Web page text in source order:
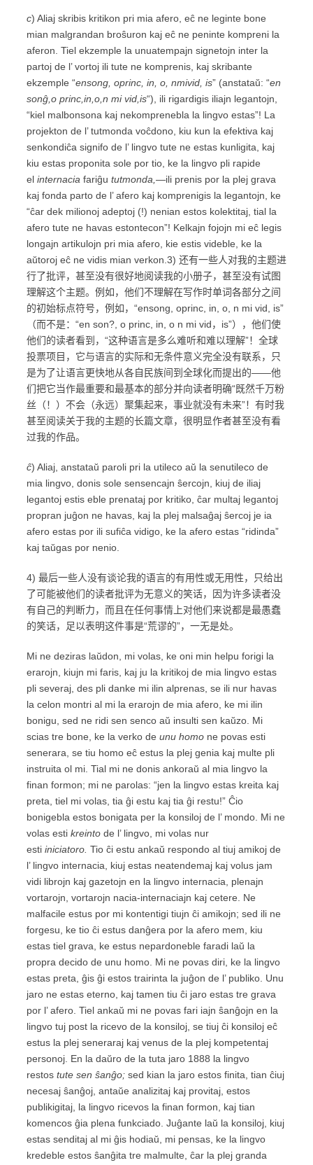
c) Aliaj skribis kritikon pri mia afero, eĉ ne leginte bone
mian malgrandan broŝuron kaj eĉ ne peninte kompreni la
aferon. Tiel ekzemple la unuatempajn signetojn inter la
partoj de l’ vortoj ili tute ne komprenis, kaj skribante
ekzemple “ensong, oprinc, in, o, nmivid, is” (anstataŭ: “en
sonĝ,o princ,in,o,n mi vid,is“), ili rigardigis iliajn legantojn,
“kiel malbonsona kaj nekomprenebla la lingvo estas”! La
projekton de l’ tutmonda voĉdono, kiu kun la efektiva kaj
senkondiĉa signifo de l’ lingvo tute ne estas kunligita, kaj
kiu estas proponita sole por tio, ke la lingvo pli rapide
el internacia fariĝu tutmonda, —ili prenis por la plej grava
kaj fonda parto de l’ afero kaj komprenigis la legantojn, ke
“ĉar dek milionoj adeptoj (!) nenian estos kolektitaj, tial la
afero tute ne havas estontecon”! Kelkajn fojojn mi eĉ legis
longajn artikulojn pri mia afero, kie estis videble, ke la
aŭtoroj eĉ ne vidis mian verkon.3) 还有一些人对我的主题进
行了批评，甚至没有很好地阅读我的小册子，甚至没有试图
理解这个主题。例如，他们不理解在写作时单词各部分之间
的初始标点符号，例如，“ensong, oprinc, in, o, n mi vid, is”
（而不是：“en son?, o princ, in, o n mi vid，is”），他们使
他们的读者看到，“这种语言是多么难听和难以理解”！全球
投票项目，它与语言的实际和无条件意义完全没有联系，只
是为了让语言更快地从各自民族间到全球化而提出的——他
们把它当作最重要和最基本的部分并向读者明确“既然千万粉
丝（！）不会（永远）聚集起来，事业就没有未来”！有时我
甚至阅读关于我的主题的长篇文章，很明显作者甚至没有看
过我的作品。
ĉ) Aliaj, anstataŭ paroli pri la utileco aŭ la senutileco de
mia lingvo, donis sole sensencajn ŝercojn, kiuj de iliaj
legantoj estis eble prenataj por kritiko, ĉar multaj legantoj
propran juĝon ne havas, kaj la plej malsaĝaj ŝercoj je ia
afero estas por ili sufiĉa vidigo, ke la afero estas “ridinda”
kaj taŭgas por nenio.
4) 最后一些人没有谈论我的语言的有用性或无用性，只给出
了可能被他们的读者批评为无意义的笑话，因为许多读者没
有自己的判断力，而且在任何事情上对他们来说都是最愚蠢
的笑话，足以表明这件事是“荒谬的”，一无是处。
Mi ne deziras laŭdon, mi volas, ke oni min helpu forigi la
erarojn, kiujn mi faris, kaj ju la kritikoj de mia lingvo estas
pli severaj, des pli danke mi ilin alprenas, se ili nur havas
la celon montri al mi la erarojn de mia afero, ke mi ilin
bonigu, sed ne ridi sen senco aŭ insulti sen kaŭzo. Mi
scias tre bone, ke la verko de unu homo ne povas esti
senerara, se tiu homo eĉ estus la plej genia kaj multe pli
instruita ol mi. Tial mi ne donis ankoraŭ al mia lingvo la
finan formon; mi ne parolas: “jen la lingvo estas kreita kaj
preta, tiel mi volas, tia ĝi estu kaj tia ĝi restu!” Ĉio
bonigebla estos bonigata per la konsiloj de l’ mondo. Mi ne
volas esti kreinto de l’ lingvo, mi volas nur
esti iniciatoro. Tio ĉi estu ankaŭ respondo al tiuj amikoj de
l’ lingvo internacia, kiuj estas neatendemaj kaj volus jam
vidi librojn kaj gazetojn en la lingvo internacia, plenajn
vortarojn, vortarojn nacia-internaciajn kaj cetere. Ne
malfacile estus por mi kontentigi tiujn ĉi amikojn; sed ili ne
forgesu, ke tio ĉi estus danĝera por la afero mem, kiu
estas tiel grava, ke estus nepardoneble faradi laŭ la
propra decido de unu homo. Mi ne povas diri, ke la lingvo
estas preta, ĝis ĝi estos trairinta la juĝon de l’ publiko. Unu
jaro ne estas eterno, kaj tamen tiu ĉi jaro estas tre grava
por l’ afero. Tiel ankaŭ mi ne povas fari iajn ŝanĝojn en la
lingvo tuj post la ricevo de la konsiloj, se tiuj ĉi konsiloj eĉ
estus la plej seneraraj kaj venus de la plej kompetentaj
personoj. En la daŭro de la tuta jaro 1888 la lingvo
restos tute sen ŝanĝo; sed kian la jaro estos finita, tian ĉiuj
necesaj ŝanĝoj, antaŭe analizitaj kaj provitaj, estos
publikigitaj, la lingvo ricevos la finan formon, kaj tian
komencos ĝia plena funkciado. Juĝante laŭ la konsiloj, kiuj
estas senditaj al mi ĝis hodiaŭ, mi pensas, ke la lingvo
kredeble estos ŝanĝita tre malmulte, ĉar la plej granda